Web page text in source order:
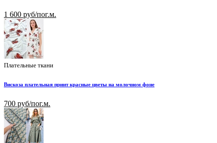
1 600 руб/пог.м.
Плательные ткани
Вискоза плательная принт красные цветы на молочном фоне
700 руб/пог.м.